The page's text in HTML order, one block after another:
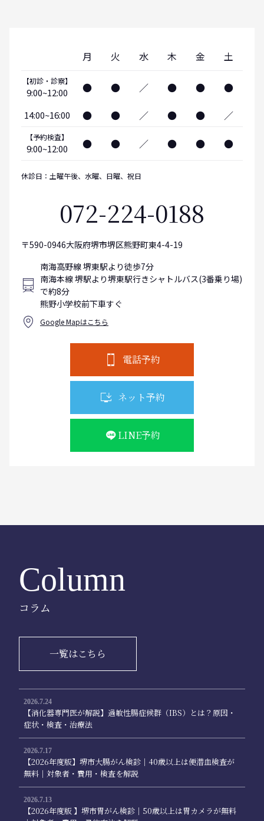
月 火 水 木 金 土
【初診・診察】
9:00~12:00 ● ● ／ ● ● ●
14:00~16:00 ● ● ／ ● ● ／
【予約検査】
9:00~12:00 ● ● ／ ● ● ●
休診日：土曜午後、水曜、日曜、祝日
072-224-0188
〒590-0946大阪府堺市堺区熊野町東4-4-19
南海高野線 堺東駅より徒歩7分
南海本線 堺駅より堺東駅行きシャトルバス(3番乗り場)
で約8分
熊野小学校前下車すぐ
Google Mapはこちら
電話予約
ネット予約
LINE予約
Column
コラム
一覧はこちら
2026.7.24
【消化器専門医が解説】過敏性腸症候群（IBS）とは？原因・
症状・検査・治療法
2026.7.17
【2026年度版】堺市大腸がん検診｜40歳以上は便潜血検査が
無料｜対象者・費用・検査を解説
2026.7.13
【2026年度版 】堺市胃がん検診｜50歳以上は胃カメラが無料